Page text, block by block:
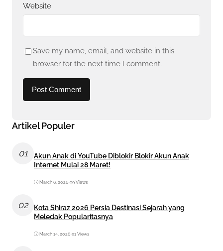
Website
Save my name, email, and website in this
browser for the next time I comment.
Artikel Populer
01
Akun Anak di YouTube Diblokir Blokir Akun Anak
Internet Mulai 28 Maret!
March 6, 2026•99 Views
02
Kota Shiraz 2026 Persia Destinasi Sejarah yang
Meledak Popularitasnya
March 14, 2026•91 Views